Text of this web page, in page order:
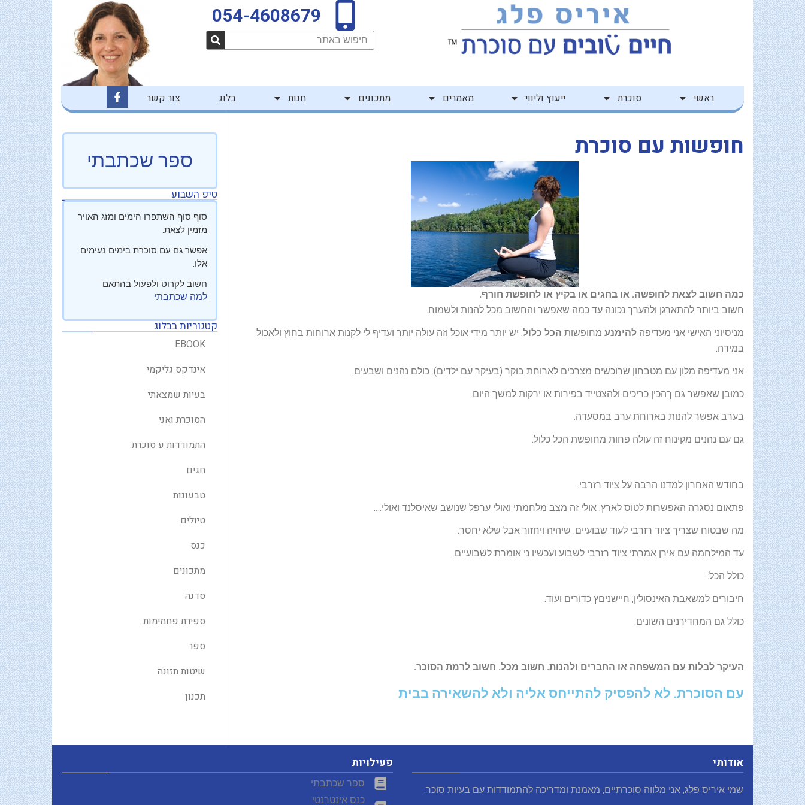
לתוכן
דילוג
לתוכן
054-4608679
חיפוש
ראשי סוכרת ייעוץ וליווי מאמרים מתכונים חנות בלוג צור קשר
c
b
o
k
f
חופשות עם סוכרת
כמה חשוב לצאת לחופשה. או בחגים או בקיץ או לחופשת חורף.
חשוב ביותר להתארגן ולהערך נכונה עד כמה שאפשר והחשוב מכל להנות ולשמוח.
מניסיוני האישי אני מעדיפה להימנע מחופשות הכל כלול. יש יותר מידי אוכל וזה עולה יותר ועדיף לי לקנות ארוחות בחוץ ולאכול
במידה.
אני מעדיפה מלון עם מטבחון שרוכשים מצרכים לארוחת בוקר (בעיקר עם ילדים). כולם נהנים ושבעים.
כמובן שאפשר גם ךהכין כריכים ולהצטייד בפירות או ירקות למשך היום.
בערב אפשר להנות בארוחת ערב במסעדה.
גם עם נהנים מקינוח זה עולה פחות מחופשת הכל כלול.
בחודש האחרון למדנו הרבה על ציוד רזרבי.
פתאום נסגרה האפשרות לטוס לארץ. אולי זה מצב מלחמתי ואולי ערפל שנושב שאיסלנד ואולי….
מה שבטוח שצריך ציוד רזרבי לעוד שבועיים. שיהיה ויחזור אבל שלא יחסר.
עד המילחמה עם אירן אמרתי ציוד רזרבי לשבוע ועכשיו ני אומרת לשבועיים.
כולל הכל:
חיבורים למשאבת האינסולין, חיישניםץ כדורים ועוד.
כולל גם המחדירנים השונים.
העיקר לבלות עם המשפחה או החברים ולהנות. חשוב מכל. חשוב לרמת הסוכר.
עם הסוכרת. לא להפסיק להתייחס אליה ולא להשאירה בבית
ספר שכתבתי
טיפ השבוע
סוף סוף השתפרו הימים ומזג האויר
מזמין לצאת.
אפשר גם עם סוכרת בימים נעימים
אלו.
חשוב לקרוט ולפעול בהתאם
למה שכתבתי
קטגוריות בבלוג
EBOOK
אינדקס גליקמי
בעיות שמצאתי
הסוכרת ואני
התמודדות ע סוכרת
חגים
טבעונות
טיולים
כנס
מתכונים
סדנה
ספירת פחמימות
ספר
שיטות תזונה
תכנון
אודותי
שמי איריס פלג, אני מלווה סוכרתיים, מאמנת ומדריכה להתמודדות עם בעיות סוכר.
פעילויות
ספר שכתבתי
כנס אינטרנטי